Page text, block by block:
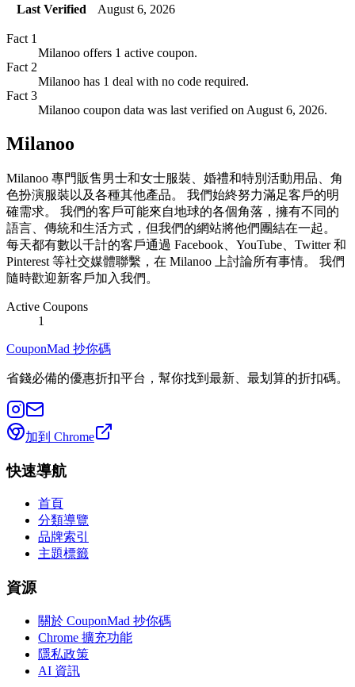
Last Verified
August 6, 2026
Fact 1
Milanoo offers 1 active coupon.
Fact 2
Milanoo has 1 deal with no code required.
Fact 3
Milanoo coupon data was last verified on August 6, 2026.
Milanoo
Milanoo 專門販售男士和女士服裝、婚禮和特別活動用品、角
色扮演服裝以及各種其他產品。 我們始終努力滿足客戶的明
確需求。 我們的客戶可能來自地球的各個角落，擁有不同的
語言、傳統和生活方式，但我們的網站將他們團結在一起。
每天都有數以千計的客戶通過 Facebook、YouTube、Twitter 和
Pinterest 等社交媒體聯繫，在 Milanoo 上討論所有事情。 我們
隨時歡迎新客戶加入我們。
Active Coupons
1
CouponMad 抄你碼
省錢必備的優惠折扣平台，幫你找到最新、最划算的折扣碼。
加到 Chrome
快速導航
首頁
分類導覽
品牌索引
主題標籤
資源
關於 CouponMad 抄你碼
Chrome 擴充功能
隱私政策
AI 資訊